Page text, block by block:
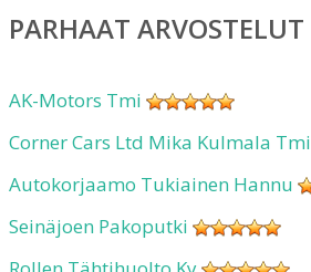
PARHAAT ARVOSTELUT
AK-Motors Tmi
Corner Cars Ltd Mika Kulmala Tmi
Autokorjaamo Tukiainen Hannu
Seinäjoen Pakoputki